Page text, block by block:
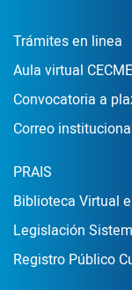
Enlace
Trámites en linea
Aula virtual
Convocatoria a
Correo
Enlace
PRAIS
Biblioteca Virtual
Legislación
Registro Público